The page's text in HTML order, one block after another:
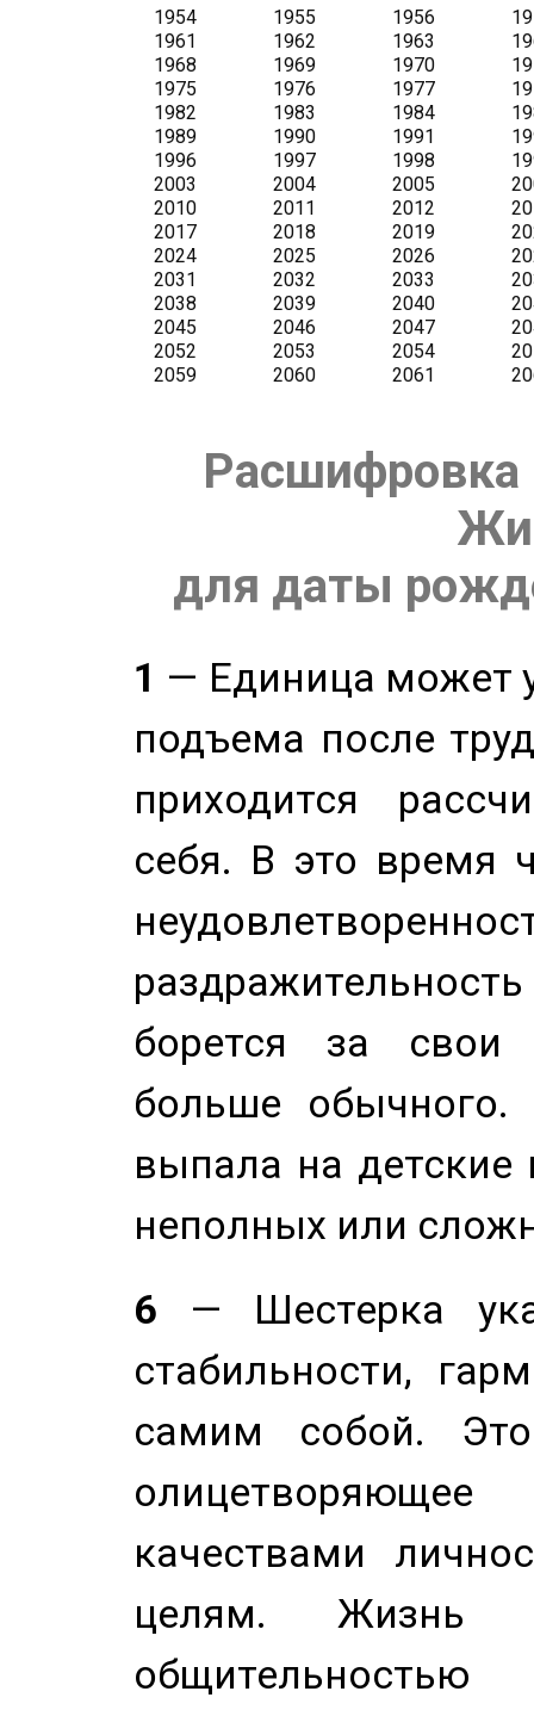
Расшифровка
для даты
1 — Единица может
подъема после
приходится
себя. В это время
борется за свои
больше
выпала на детские
неполных или
6 — Шестерка
стабильности,
самим собой.
качествами
целям. Жизнь